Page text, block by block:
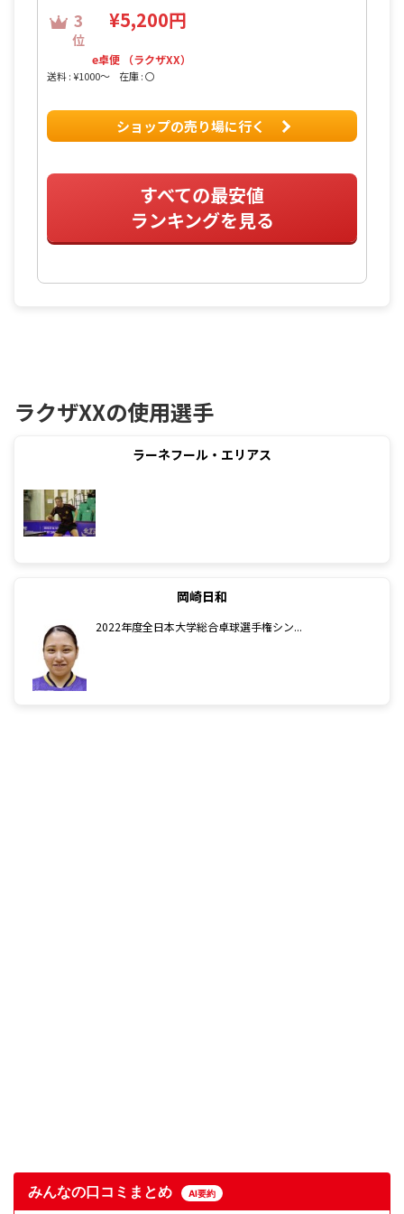
3
位
¥5,200円
e卓便 （ラクザXX）
送料 : ¥1000〜 在庫 : 〇
ショップの売り場に行く
すべての最安値
ランキングを見る
ラクザXXの使用選手
ラーネフール・エリアス
岡崎日和
2022年度全日本大学総合卓球選手権シン...
みんなの口コミまとめ AI要約